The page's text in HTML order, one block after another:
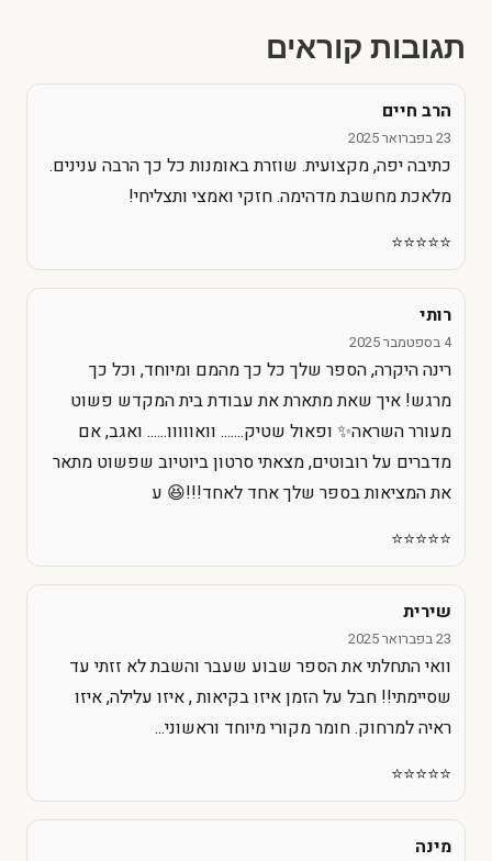
תגובות קוראים
הרב חיים
23 בפברואר 2025
כתיבה יפה, מקצועית. שוזרת באומנות כל כך הרבה ענינים.
מלאכת מחשבת מדהימה. חזקי ואמצי ותצליחי!
⭐️⭐️⭐️⭐️⭐️
רותי
4 בספטמבר 2025
רינה היקרה, הספר שלך כל כך מהמם ומיוחד, וכל כך
מרגש! איך שאת מתארת את עבודת בית המקדש פשוט
מעורר השראה✨ ופאול שטיק....... וואווווו...... ואגב, אם
מדברים על רובוטים, מצאתי סרטון ביוטיוב שפשוט מתאר
את המציאות בספר שלך אחד לאחד!!!😆 ע
⭐️⭐️⭐️⭐️⭐️
שירית
23 בפברואר 2025
וואי התחלתי את הספר שבוע שעבר והשבת לא זזתי עד
שסיימתי!! חבל על הזמן איזו בקיאות , איזו עלילה, איזו
ראיה למרחוק. חומר מקורי מיוחד וראשוני...
⭐️⭐️⭐️⭐️⭐️
מינה